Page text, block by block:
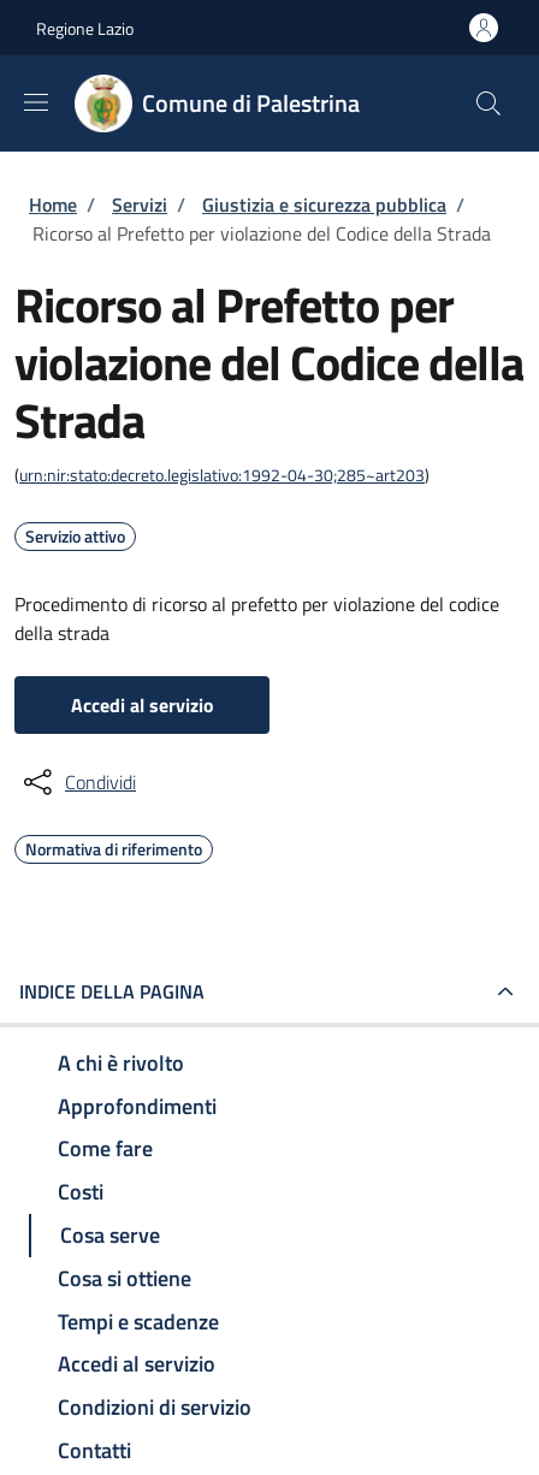
Regione Lazio
Comune di Palestrina
Briciole di pane
Home / Servizi / Giustizia e sicurezza pubblica /
Ricorso al Prefetto per violazione del Codice della Strada
Ricorso al Prefetto per
violazione del Codice della
Strada
(urn:nir:stato:decreto.legislativo:1992-04-30;285~art203)
Servizio attivo
Procedimento di ricorso al prefetto per violazione del codice
della strada
Accedi al servizio
Condividi
Normativa di riferimento
INDICE DELLA PAGINA
A chi è rivolto
Approfondimenti
Come fare
Costi
Cosa serve
Cosa si ottiene
Tempi e scadenze
Accedi al servizio
Condizioni di servizio
Contatti